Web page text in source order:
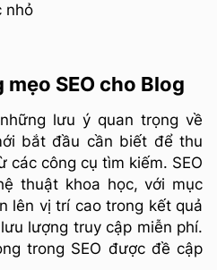
nhỏ
SEO cho Blog
lưu ý quan trọng về
bắt đầu cần biết để thu
các công cụ tìm kiếm. SEO
thuật khoa học, với mục
lên vị trí cao trong kết quả
lượng truy cập miễn phí.
trong SEO được đề cập